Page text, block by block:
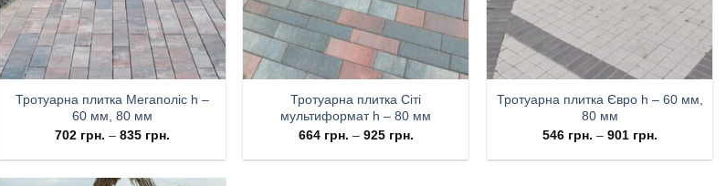
Тротуарна плитка Мегаполіс h –
60 мм, 80 мм
702 грн. – 835 грн.
Тротуарна плитка Сіті
мультиформат h – 80 мм
664 грн. – 925 грн.
Тротуарна плитка Євро h – 60 мм,
80 мм
546 грн. – 901 грн.